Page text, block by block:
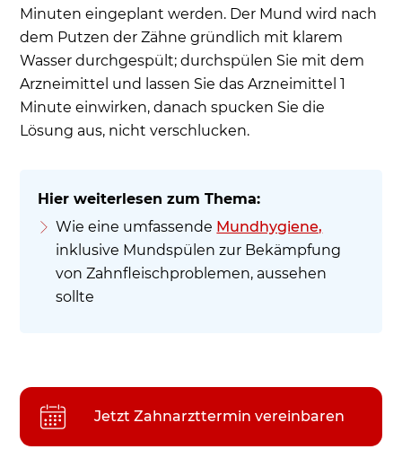
Minuten eingeplant werden. Der Mund wird nach
dem Putzen der Zähne gründlich mit klarem
Wasser durchgespült; durchspülen Sie mit dem
Arzneimittel und lassen Sie das Arzneimittel 1
Minute einwirken, danach spucken Sie die
Lösung aus, nicht verschlucken.
Wie eine umfassende Mundhygiene,
inklusive Mundspülen zur Bekämpfung
von Zahnfleischproblemen, aussehen
sollte
Jetzt Zahnarzttermin vereinbaren